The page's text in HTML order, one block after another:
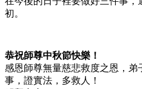
初。
恭祝師尊中秋節快樂！
感恩師尊無量慈悲救度之恩，
事，證實法，多救人！